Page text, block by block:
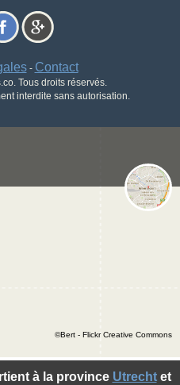
- Contact
Tous droits réservés.
interdite sans autorisation.
à la province Utrechtet
©Bert - Flickr Creative Commons